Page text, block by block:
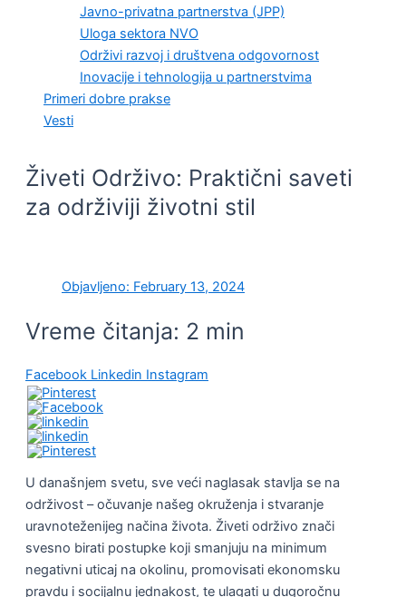
Javno-privatna partnerstva (JPP)
Uloga sektora NVO
Održivi razvoj i društvena odgovornost
Inovacije i tehnologija u partnerstvima
Primeri dobre prakse
Vesti
Živeti Održivo: Praktični saveti
za održiviji životni stil
Objavljeno: February 13, 2024
Vreme čitanja: 2 min
Facebook Linkedin Instagram
U današnjem svetu, sve veći naglasak stavlja se na
održivost – očuvanje našeg okruženja i stvaranje
uravnoteženijeg načina života. Živeti održivo znači
svesno birati postupke koji smanjuju na minimum
negativni uticaj na okolinu, promovisati ekonomsku
pravdu i socijalnu jednakost, te ulagati u dugoročnu